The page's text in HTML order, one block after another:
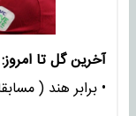
آخرین گل تا امروز:
• برابر هند ( مسابقات